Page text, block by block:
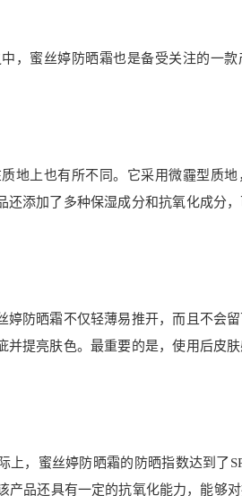
，蜜丝婷防晒霜也是备受关注的一
地上也有所不同。它采用微霾型质
添加了多种保湿成分和抗氧化成分
防晒霜不仅轻薄易推开，而且不会
提亮肤色。最重要的是，使用后皮
，蜜丝婷防晒霜的防晒指数达到了
品还具有一定的抗氧化能力，能够